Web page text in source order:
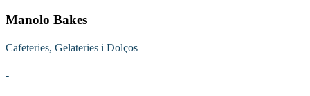
Manolo Bakes
Cafeteries, Gelateries i Dolços
-